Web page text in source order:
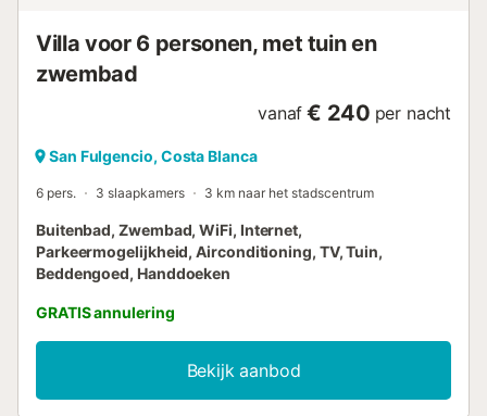
Villa voor 6 personen, met tuin en
zwembad
vanaf € 240 per nacht
San Fulgencio, Costa Blanca
6 pers. 3 slaapkamers 3 km naar het stadscentrum
Buitenbad, Zwembad, WiFi, Internet,
Parkeermogelijkheid, Airconditioning, TV, Tuin,
Beddengoed, Handdoeken
GRATIS annulering
Bekijk aanbod